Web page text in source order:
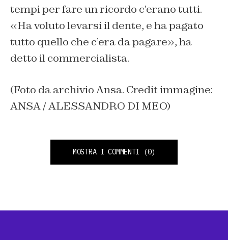
tempi per fare un ricordo c’erano tutti.
«Ha voluto levarsi il dente, e ha pagato
tutto quello che c’era da pagare», ha
detto il commercialista.
(Foto da archivio Ansa. Credit immagine:
ANSA / ALESSANDRO DI MEO)
MOSTRA I COMMENTI (0)